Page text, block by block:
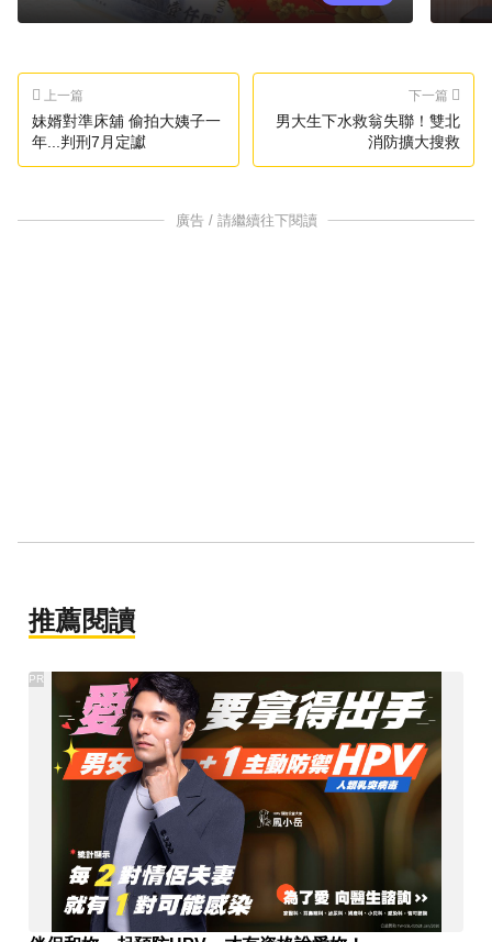
上一篇
妹婿對準床舖 偷拍大姨子一
年...判刑7月定讞
下一篇
男大生下水救翁失聯！雙北
消防擴大搜救
廣告 / 請繼續往下閱讀
推薦閱讀
PR